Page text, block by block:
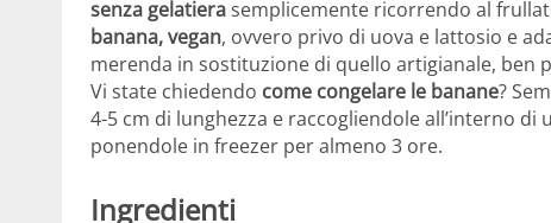
senza gelatierasemplicemente ricorrendo al
banana, vegan, ovvero privo di uova e lattosio e
merenda in sostituzione di quello artigianale, ben
Vi state chiedendo come congelare le banane?
4-5 cm di lunghezza e raccogliendole all’interno
ponendole in freezer per almeno 3 ore.
Ingredienti